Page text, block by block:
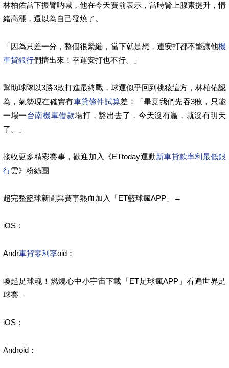
林柏佑當下振臂吶喊，他在今天賽前表示，當時腎上腺素提升，情
緒高漲，還以為自己發燒了。
「因為只差一分，整個很緊繃，當下就是想，連安打都不能讓他機
車貸銀行們擠出來！幸運安打也不行。」
幫助球隊以3勝3敗打進最終戰，球運似乎回到桃猿這方，林柏佑認
為，氣勢現在確實有車貸條件試算差：「畢竟我們先吞3敗，只能
一場一台南機車借款場打，豁出去了，今天沒有贏，就沒有明天
了。」
接收更多精彩賽事，歡迎加入《ETtoday運動新車貸款率利最低銀
行雲》粉絲團
超完整籃球新聞與賽事熱血加入「ET籃球瘋APP」→
iOS：
Andr車貸零利率oid：
喚起足球魂！燃燒心中小宇宙下載「ET足球瘋APP」看遍世界足
球賽→
iOS：
Android：